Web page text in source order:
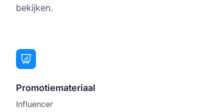
bekijken.
Promotiemateriaal
Influencer